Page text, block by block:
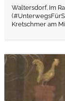
Waltersdorf. Im
Kretschmer am